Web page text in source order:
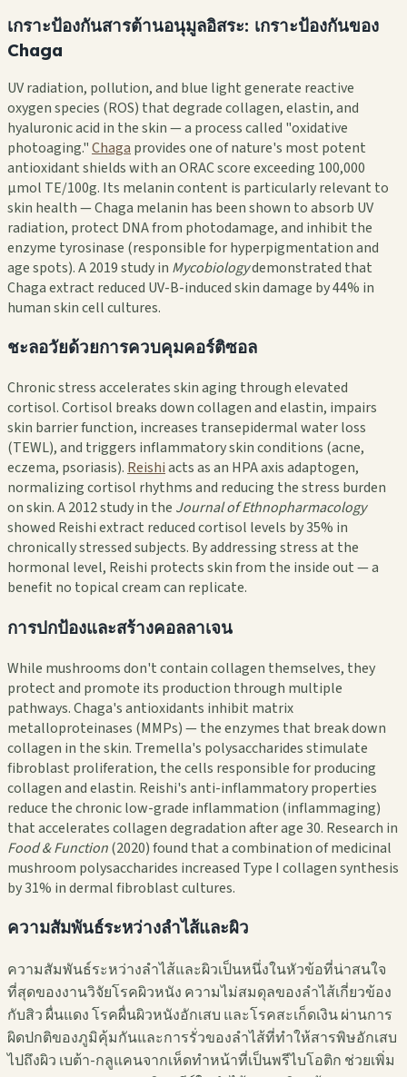
เกราะป้องกันสารต้านอนุมูลอิสระ: เกราะป้องกันของ
Chaga
UV radiation, pollution, and blue light generate reactive
oxygen species (ROS) that degrade collagen, elastin, and
hyaluronic acid in the skin — a process called "oxidative
photoaging."Chaga provides one of nature's most potent
antioxidant shields with an ORAC score exceeding 100,000
µmol TE/100g. Its melanin content is particularly relevant to
skin health — Chaga melanin has been shown to absorb UV
radiation, protect DNA from photodamage, and inhibit the
enzyme tyrosinase (responsible for hyperpigmentation and
age spots). A 2019 study in Mycobiologydemonstrated that
Chaga extract reduced UV-B-induced skin damage by 44% in
human skin cell cultures.
ชะลอวัยด้วยการควบคุมคอร์ติซอล
Chronic stress accelerates skin aging through elevated
cortisol. Cortisol breaks down collagen and elastin, impairs
skin barrier function, increases transepidermal water loss
(TEWL), and triggers inflammatory skin conditions (acne,
eczema, psoriasis). Reishiacts as an HPA axis adaptogen,
normalizing cortisol rhythms and reducing the stress burden
on skin. A 2012 study in the Journal of Ethnopharmacology
showed Reishi extract reduced cortisol levels by 35% in
chronically stressed subjects. By addressing stress at the
hormonal level, Reishi protects skin from the inside out — a
benefit no topical cream can replicate.
การปกป้องและสร้างคอลลาเจน
While mushrooms don't contain collagen themselves, they
protect and promote its production through multiple
pathways. Chaga's antioxidants inhibit matrix
metalloproteinases (MMPs) — the enzymes that break down
collagen in the skin. Tremella's polysaccharides stimulate
fibroblast proliferation, the cells responsible for producing
collagen and elastin. Reishi's anti-inflammatory properties
reduce the chronic low-grade inflammation (inflammaging)
that accelerates collagen degradation after age 30. Research in
Food & Function(2020) found that a combination of medicinal
mushroom polysaccharides increased Type I collagen synthesis
by 31% in dermal fibroblast cultures.
ความสัมพันธ์ระหว่างลำไส้และผิว
ความสัมพันธ์ระหว่างลำไส้และผิวเป็นหนึ่งในหัวข้อที่น่าสนใจ
ที่สุดของงานวิจัยโรคผิวหนัง ความไม่สมดุลของลำไส้เกี่ยวข้อง
กับสิว ผื่นแดง โรคผื่นผิวหนังอักเสบ และโรคสะเก็ดเงิน ผ่านการ
ผิดปกติของภูมิคุ้มกันและการรั่วของลำไส้ที่ทำให้สารพิษอักเสบ
ไปถึงผิว เบต้า-กลูแคนจากเห็ดทำหน้าที่เป็นพรีไบโอติก ช่วยเพิ่ม